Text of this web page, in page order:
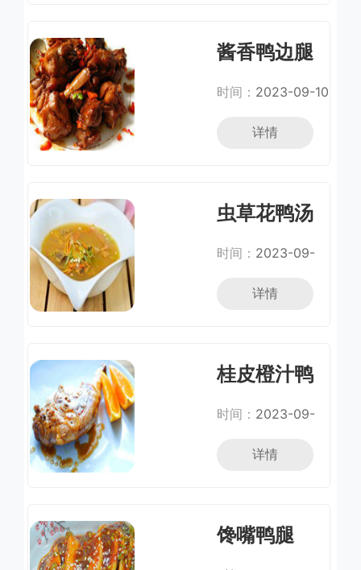
酱香鸭边腿
时间： 2023-09-10
详情
虫草花鸭汤
时间： 2023-09-
详情
桂皮橙汁鸭
时间： 2023-09-
详情
馋嘴鸭腿